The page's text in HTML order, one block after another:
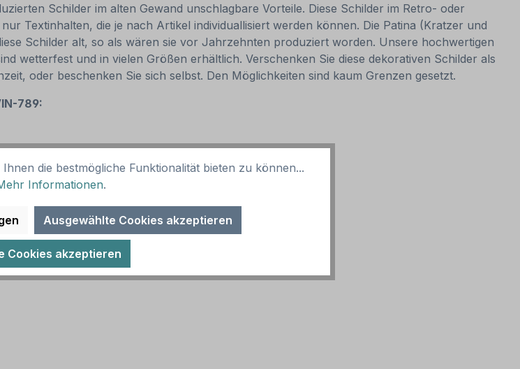
Schilder im alten Gewand unschlagbare Vorteile. Diese Schilder im Retro- oder
Textinhalten, die je nach Artikel individuallisiert werden können. Die Patina (Kratzer und
Schilder alt, so als wären sie vor Jahrzehnten produziert worden. Unsere hochwertigen
wetterfest und in vielen Größen erhältlich. Verschenken Sie diese dekorativen Schilder als
oder beschenken Sie sich selbst. Den Möglichkeiten sind kaum Grenzen gesetzt.
789:
die bestmögliche Funktionalität bieten zu können...
Informationen.
Ausgewählte Cookies akzeptieren
Cookies akzeptieren